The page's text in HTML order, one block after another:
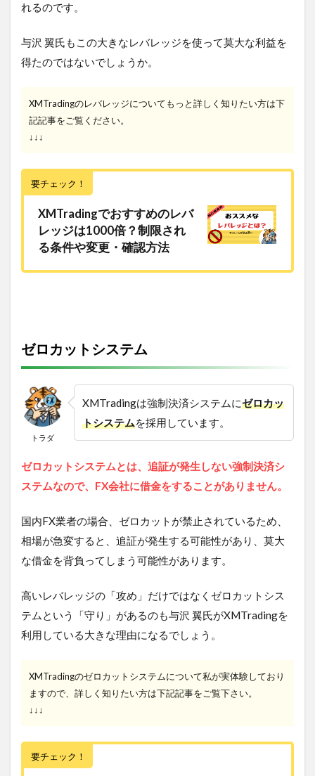
れるのです。
与沢 翼氏もこの大きなレバレッジを使って莫大な利益を
得たのではないでしょうか。
XMTradingのレバレッジについてもっと詳しく知りたい方は下
記記事をご覧ください。
↓↓↓
要チェック！
XMTradingでおすすめのレバ
レッジは1000倍？制限され
る条件や変更・確認方法
ゼロカットシステム
トラダ
XMTradingは強制決済システムにゼロカッ
トシステムを採用しています。
ゼロカットシステムとは、追証が発生しない強制決済シ
ステムなので、FX会社に借金をすることがありません。
国内FX業者の場合、ゼロカットが禁止されているため、
相場が急変すると、追証が発生する可能性があり、莫大
な借金を背負ってしまう可能性があります。
高いレバレッジの「攻め」だけではなくゼロカットシス
テムという「守り」があるのも与沢 翼氏がXMTradingを
利用している大きな理由になるでしょう。
XMTradingのゼロカットシステムについて私が実体験しており
ますので、詳しく知りたい方は下記記事をご覧下さい。
↓↓↓
要チェック！